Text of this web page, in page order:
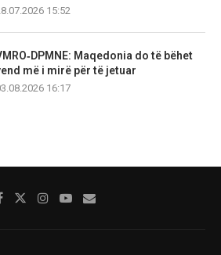
15:52
Maqedonia do të bëhet
më i mirë për të jetuar
16:17